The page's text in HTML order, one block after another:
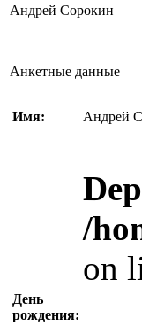
Андрей Сорокин
Анкетные данные
Имя: Андрей
День
рождения:
/
on